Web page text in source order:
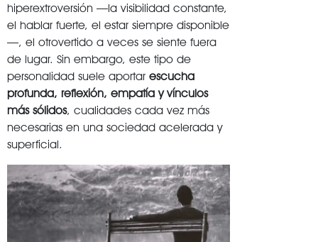
hiperextroversión —la visibilidad constante,
el hablar fuerte, el estar siempre disponible
—, el otrovertido a veces se siente fuera
de lugar. Sin embargo, este tipo de
personalidad suele aportar escucha
profunda, reflexión, empatía y vínculos
más sólidos, cualidades cada vez más
necesarias en una sociedad acelerada y
superficial.